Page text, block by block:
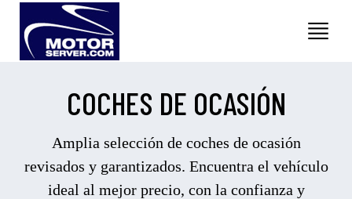
COCHES DE OCASIÓN
Amplia selección de coches de ocasión
revisados y garantizados. Encuentra el vehículo
ideal al mejor precio, con la confianza y